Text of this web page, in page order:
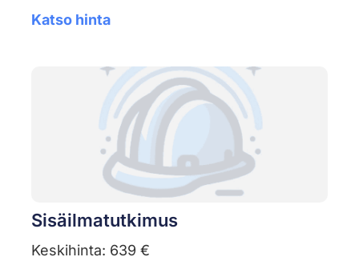
Katso hinta
Sisäilmatutkimus
Keskihinta: 639 €